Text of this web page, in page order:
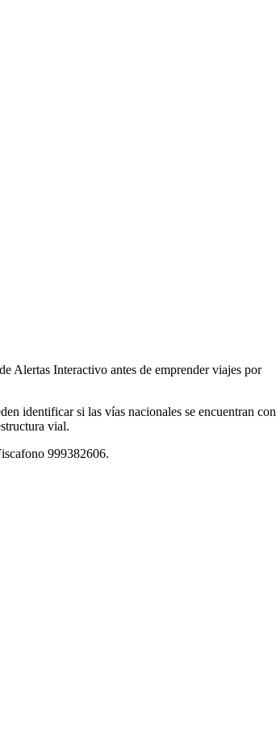
Alertas Interactivo antes de emprender viajes por
identificar si las vías nacionales se encuentran con
vial.
999382606.